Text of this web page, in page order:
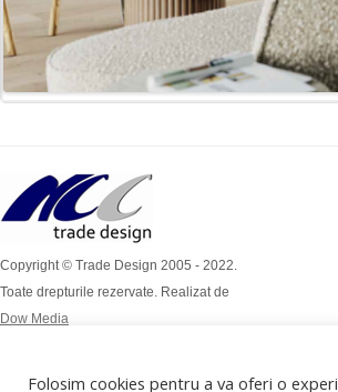
Copyright © Trade Design 2005 - 2022.
Toate drepturile rezervate. Realizat de
Dow Media
Folosim cookies pentru a va oferi o